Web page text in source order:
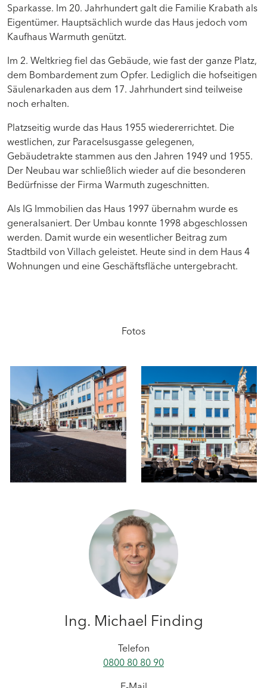
Sparkasse. Im 20. Jahrhundert galt die Familie Krabath als
Eigentümer. Hauptsächlich wurde das Haus jedoch vom
Kaufhaus Warmuth genützt.
Im 2. Weltkrieg fiel das Gebäude, wie fast der ganze Platz,
dem Bombardement zum Opfer. Lediglich die hofseitigen
Säulenarkaden aus dem 17. Jahrhundert sind teilweise
noch erhalten.
Platzseitig wurde das Haus 1955 wiedererrichtet. Die
westlichen, zur Paracelsusgasse gelegenen,
Gebäudetrakte stammen aus den Jahren 1949 und 1955.
Der Neubau war schließlich wieder auf die besonderen
Bedürfnisse der Firma Warmuth zugeschnitten.
Als IG Immobilien das Haus 1997 übernahm wurde es
generalsaniert. Der Umbau konnte 1998 abgeschlossen
werden. Damit wurde ein wesentlicher Beitrag zum
Stadtbild von Villach geleistet. Heute sind in dem Haus 4
Wohnungen und eine Geschäftsfläche untergebracht.
Fotos
Ing. Michael Finding
Telefon
0800 80 80 90
E-Mail